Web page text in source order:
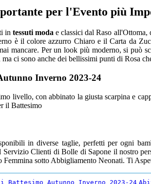
per l'Evento più
intessuti moda e classici dal Raso all'Ottoma,
è il colore azzurro Chiaro e il Carta da
mancare. Per un look più moderno, si può
ci sono anche dei bellissimi punti di Rosa
Inverno 2023-24
livello, con abbinato la giusta scarpina e
il Battesimo
in diverse taglie, perfetti per ogni
Clienti di Bolle di Sapone il nostro
sotto Abbigliamento Neonati. Ti
Battesimo Autunno Inverno 2023-24